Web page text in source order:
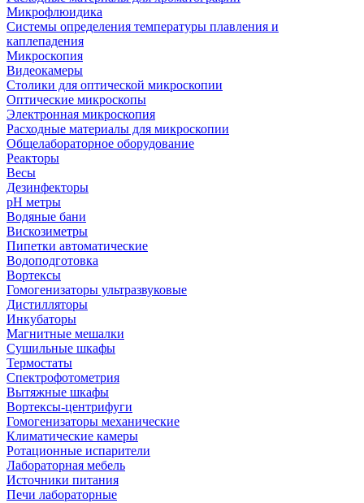
Микрофлюидика
Системы определения температуры плавления и
каплепадения
Микроскопия
Видеокамеры
Столики для оптической микроскопии
Оптические микроскопы
Электронная микроскопия
Расходные материалы для микроскопии
Общелабораторное оборудование
Реакторы
Весы
Дезинфекторы
рН метры
Водяные бани
Вискозиметры
Пипетки автоматические
Водоподготовка
Вортексы
Гомогенизаторы ультразвуковые
Дистилляторы
Инкубаторы
Магнитные мешалки
Сушильные шкафы
Термостаты
Спектрофотометрия
Вытяжные шкафы
Вортексы-центрифуги
Гомогенизаторы механические
Климатические камеры
Ротационные испарители
Лабораторная мебель
Источники питания
Печи лабораторные